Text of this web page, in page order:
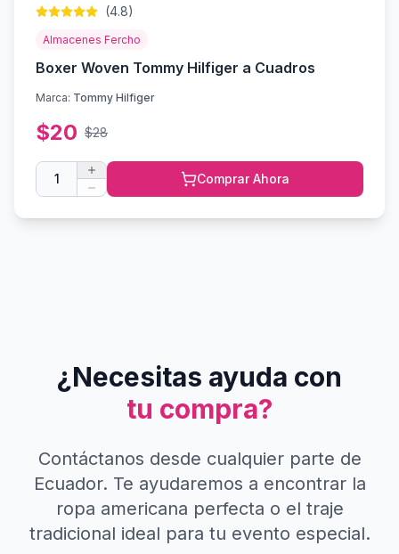
(4.8)
Almacenes Fercho
Boxer Woven Tommy Hilfiger a Cuadros
Marca: Tommy Hilfiger
$20 $28
1 Comprar Ahora
¿Necesitas ayuda con
tu compra?
Contáctanos desde cualquier parte de
Ecuador. Te ayudaremos a encontrar la
ropa americana perfecta o el traje
tradicional ideal para tu evento especial.